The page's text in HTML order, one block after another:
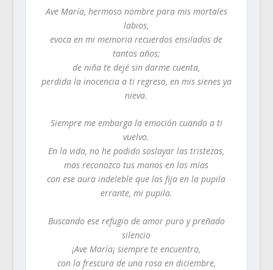
Ave María, hermoso nombre para mis mortales
labios,
evoca en mi memoria recuerdos ensilados de
tantos años;
de niña te dejé sin darme cuenta,
perdida la inocencia a ti regreso, en mis sienes ya
nieva.
Siempre me embarga la emoción cuando a ti
vuelvo.
En la vida, no he podido soslayar las tristezas,
mas reconozco tus manos en las mías
con ese aura indeleble que las fija en la pupila
errante, mi pupila.
Buscando ese refugio de amor puro y preñado
silencio
¡Ave María¡ siempre te encuentro,
con la frescura de una rosa en diciembre,